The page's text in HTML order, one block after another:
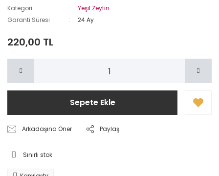
Kategori
Yeşil Zeytin
Garanti Süresi
24 Ay
220,00 TL
Sepete Ekle
Arkadaşına Öner Paylaş
Sınırlı stok